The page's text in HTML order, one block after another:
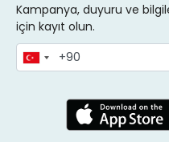
Kampanya, duyuru ve
için kayıt olun.